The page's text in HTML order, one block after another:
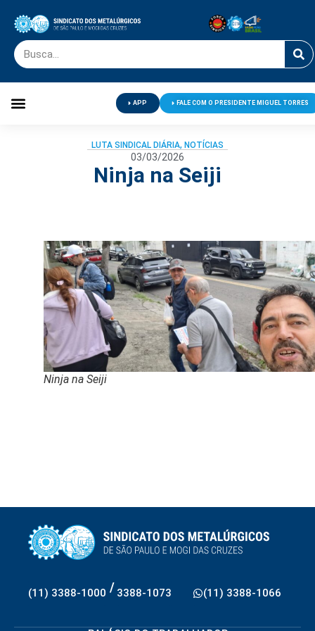
APP FALE COM O PRESIDENTE MIGUEL TORRES
LUTA SINDICAL DIÁRIA, NOTÍCIAS
03/03/2026
Ninja na Seiji
Ninja na Seiji
(11) 3388-1000 / 3388-1073 (11) 3388-1066